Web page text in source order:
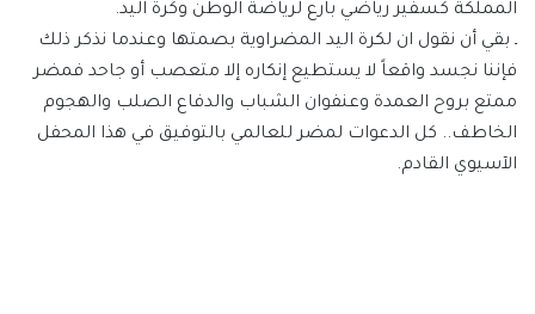
المملكة كسفير رياضي بارع لرياضة الوطن وكرة اليد.
ـ بقي أن نقول ان لكرة اليد المضراوية بصمتها وعندما نذكر ذلك
فإننا نجسد واقعاً لا يستطيع إنكاره إلا متعصب أو جاحد فمضر
ممتع بروح العمدة وعنفوان الشباب والدفاع الصلب والهجوم
الخاطف.. كل الدعوات لمضر للعالمي بالتوفيق في هذا المحفل
الآسيوي القادم.